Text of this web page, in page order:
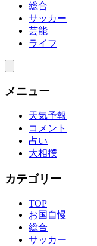
総合
サッカー
芸能
ライフ
メニュー
天気予報
コメント
占い
大相撲
カテゴリー
TOP
お国自慢
総合
サッカー